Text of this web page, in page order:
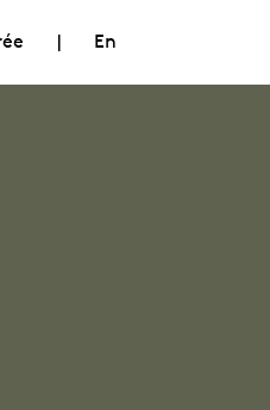
| En